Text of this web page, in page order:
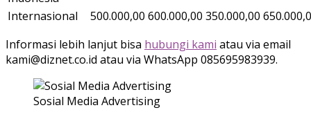
Internasional
500.000,00 600.000,00 350.000,00
Informasi lebih lanjut bisa hubungi kami atau via email
kami@diznet.co.id atau via WhatsApp 085695983939.
Sosial Media Advertising